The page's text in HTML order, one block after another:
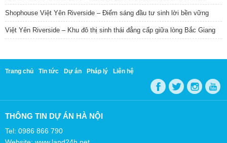
Shophouse Việt Yên Riverside – Điểm sáng đầu tư sinh lời bền vững
Việt Yên Riverside – Khu đô thị sinh thái đẳng cấp giữa lòng Bắc Giang
Trang chủ Tin tức Dự án Pháp lý Liên hệ
THÔNG TIN DỰ ÁN HÀ NỘI
Tel: 0986 866 790